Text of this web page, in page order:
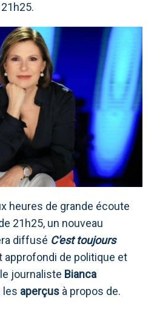
heures de grande écoute
21h25, un nouveau
diffusé C'est toujours
approfondi de politique et
journaliste Bianca
les aperçus à propos de.